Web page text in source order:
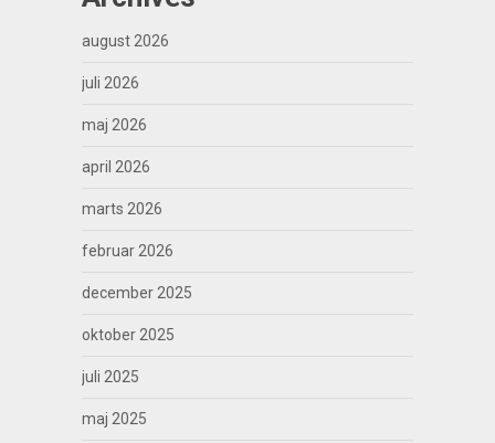
august 2026
juli 2026
maj 2026
april 2026
marts 2026
februar 2026
december 2025
oktober 2025
juli 2025
maj 2025